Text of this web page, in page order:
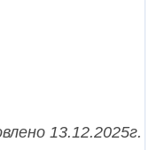
13.12.2025г.